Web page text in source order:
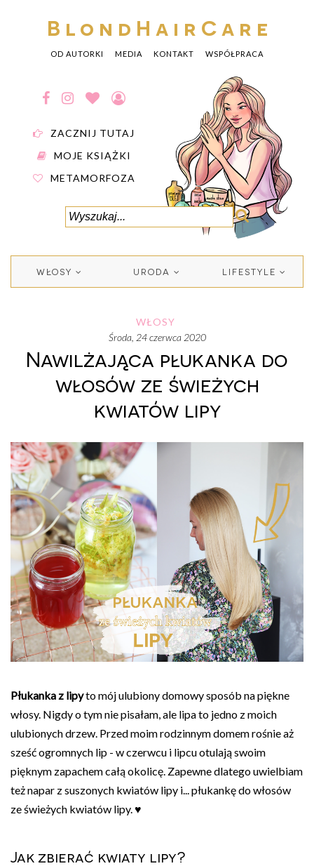
BlondHairCare
OD AUTORKI MEDIA KONTAKT WSPÓŁPRACA
ZACZNIJ TUTAJ
MOJE KSIĄŻKI
METAMORFOZA
WŁOSY URODA LIFESTYLE
WŁOSY
środa, 24 czerwca 2020
Nawilżająca płukanka do
włosów ze świeżych
kwiatów lipy
Płukanka z lipyto mój ulubiony domowy sposób na piękne
włosy. Nigdy o tym nie pisałam, ale lipa to jedno z moich
ulubionych drzew. Przed moim rodzinnym domem rośnie aż
sześć ogromnych lip - w czerwcu i lipcu otulają swoim
pięknym zapachem całą okolicę. Zapewne dlatego uwielbiam
też napar z suszonych kwiatów lipy i... płukankę do włosów
ze świeżych kwiatów lipy. ♥
Jak zbierać kwiaty lipy?